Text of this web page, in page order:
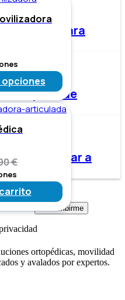
€
Walker para
después de
Faja Lumbar a
Subscribirme
ortopédicas, movilidad
y avalados por expertos.